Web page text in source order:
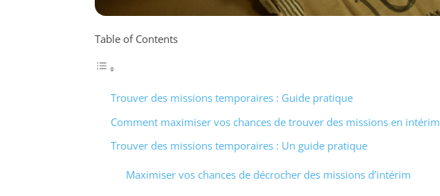
Table of Contents
Trouver des missions temporaires : Guide pratique
Comment maximiser vos chances de trouver des missions en intérim
Trouver des missions temporaires : Un guide pratique
Maximiser vos chances de décrocher des missions d’intérim